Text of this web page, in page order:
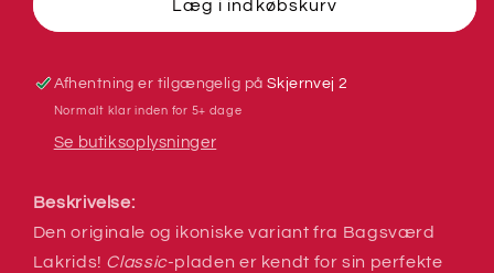
Lakrids
Læg i indkøbskurv
Afhentning er tilgængelig på Skjernvej 2
Normalt klar inden for 5+ dage
Se butiksoplysninger
Beskrivelse:
Den originale og ikoniske variant fra Bagsværd
Lakrids! Classic-pladen er kendt for sin perfekte